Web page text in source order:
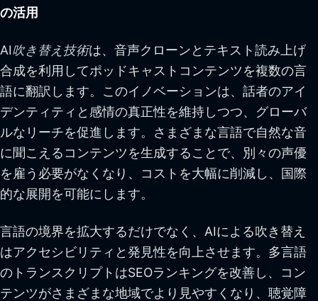
の活用
AI吹き替え技術は、音声クローンとテキスト読み上げ
合成を利用してポッドキャストコンテンツを複数の言
語に翻訳します。このイノベーションは、話者のアイ
デンティティと感情の真正性を維持しつつ、グローバ
ルなリーチを促進します。さまざまな言語で自然な音
に聞こえるコンテンツを生成することで、別々の声優
を雇う必要がなくなり、コストを大幅に削減し、国際
的な展開を可能にします。
言語の境界を拡大するだけでなく、AIによる吹き替え
はアクセシビリティと発見性を向上させます。多言語
のトランスクリプトはSEOランキングを改善し、コン
テンツがさまざまな地域でより見やすくなり、聴覚障